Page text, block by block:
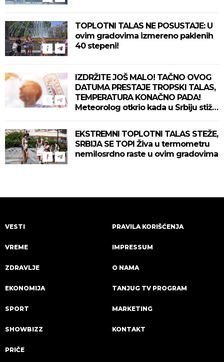
TOPLOTNI TALAS NE POSUSTAJE: U
ovim gradovima izmereno paklenih
40 stepeni!
IZDRŽITE JOŠ MALO! TAČNO OVOG
DATUMA PRESTAJE TROPSKI TALAS,
TEMPERATURA KONAČNO PADA!
Meteorolog otkrio kada u Srbiju stiže
EKSTREMNI TOPLOTNI TALAS STEŽE,
SRBIJA SE TOPI Živa u termometru
nemilosrdno raste u ovim gradovima
VESTI
VREME
ZDRAVLJE
EKONOMIJA
SPORT
SHOWBIZZ
PRIČE
PRAVILA KORIŠĆENJA
IMPRESSUM
O NAMA
TANJUG TV PROGRAM
MARKETING
KONTAKT